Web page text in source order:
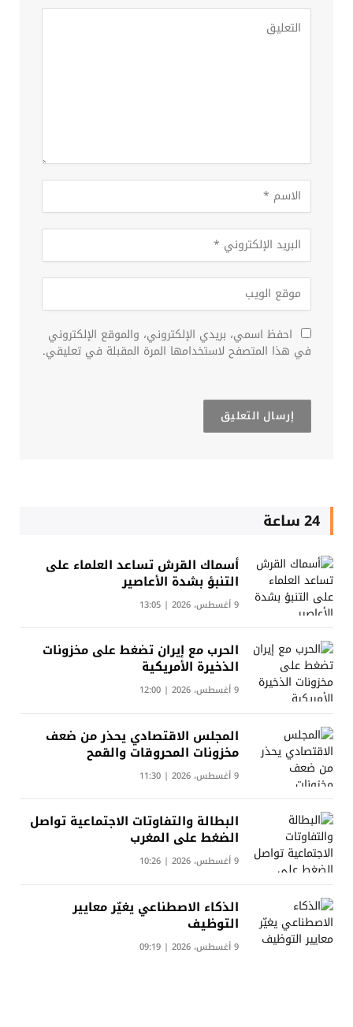
احفظ اسمي، بريدي الإلكتروني، والموقع الإلكتروني
في هذا المتصفح لاستخدامها المرة المقبلة في تعليقي.
24 ساعة
أسماك القرش تساعد العلماء على
التنبؤ بشدة الأعاصير
9 أغسطس، 2026 | 13:05
الحرب مع إيران تضغط على مخزونات
الذخيرة الأمريكية
9 أغسطس، 2026 | 12:00
المجلس الاقتصادي يحذر من ضعف
مخزونات المحروقات والقمح
9 أغسطس، 2026 | 11:30
البطالة والتفاوتات الاجتماعية تواصل
الضغط على المغرب
9 أغسطس، 2026 | 10:26
الذكاء الاصطناعي يغيّر معايير
التوظيف
9 أغسطس، 2026 | 09:19